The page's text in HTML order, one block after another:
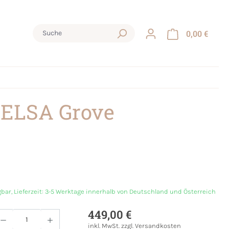
0,00 €
Grove
Lieferzeit: 3-5 Werktage innerhalb von Deutschland und Österreich
449,00 €
inkl. MwSt. zzgl. Versandkosten